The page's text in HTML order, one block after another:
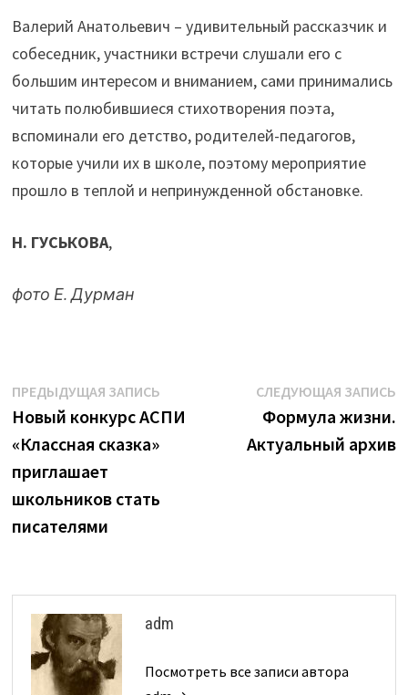
Валерий Анатольевич – удивительный рассказчик и
собеседник, участники встречи слушали его с
большим интересом и вниманием, сами принимались
читать полюбившиеся стихотворения поэта,
вспоминали его детство, родителей-педагогов,
которые учили их в школе, поэтому мероприятие
прошло в теплой и непринужденной обстановке.
Н. ГУСЬКОВА,
фото Е. Дурман
Навигация
по
записям
ПРЕДЫДУЩАЯ ЗАПИСЬПредыдущая
запись:
Новый конкурс АСПИ
«Классная сказка»
приглашает
школьников стать
писателями
СЛЕДУЮЩАЯ ЗАПИСЬ
Формула жизни.
Актуальный архив
adm
Посмотреть все записи автора